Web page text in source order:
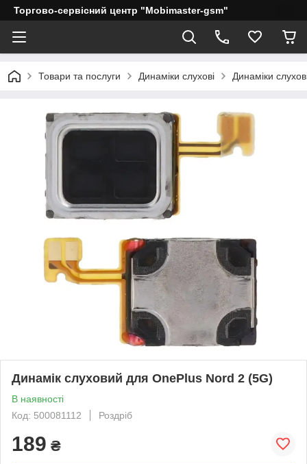
Торгово-сервісний центр "Mobimaster-gsm"
Товари та послуги Динаміки слухові Динаміки
Динамік слуховий для OnePlus Nord 2 (5G)
В наявності
Код: 500081112
Роздріб
189 ₴